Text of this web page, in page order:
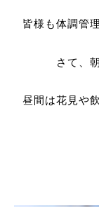
皆様も体調管
さて、
昼間は花見や